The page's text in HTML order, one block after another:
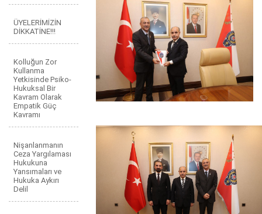
ÜYELERİMİZİN
DİKKATİNE!!!
Kolluğun Zor
Kullanma
Yetkisinde Psiko-
Hukuksal Bir
Kavram Olarak
Empatik Güç
Kavramı
Nişanlanmanın
Ceza Yargılaması
Hukukuna
Yansımaları ve
Hukuka Aykırı
Delil